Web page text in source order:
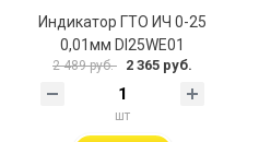
Индикатор ГТО ИЧ 0-25
0,01мм DI25WE01
2 489 руб. 2 365 руб.
шт